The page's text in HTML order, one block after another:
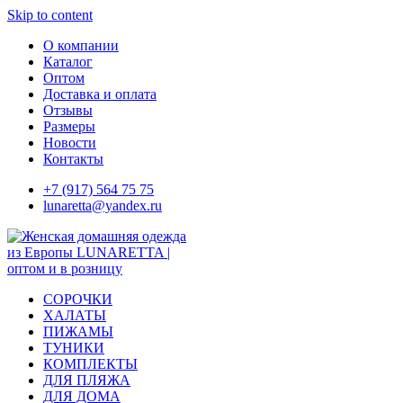
Skip to content
О компании
Каталог
Оптом
Доставка и оплата
Отзывы
Размеры
Новости
Контакты
+7 (917) 564 75 75
lunaretta@yandex.ru
СОРОЧКИ
ХАЛАТЫ
ПИЖАМЫ
ТУНИКИ
КОМПЛЕКТЫ
ДЛЯ ПЛЯЖА
ДЛЯ ДОМА